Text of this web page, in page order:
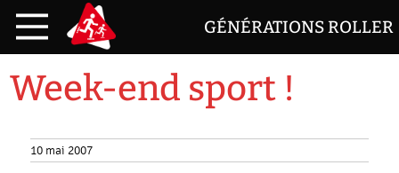
GÉNÉRATIONS ROLLER
Week-end sport !
10 mai 2007